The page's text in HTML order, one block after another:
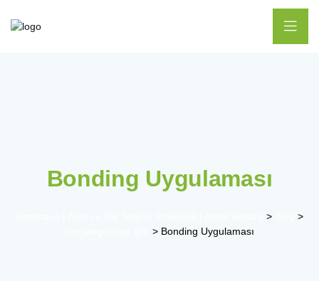
Bonding Uygulaması
>
>
> Bonding Uygulaması